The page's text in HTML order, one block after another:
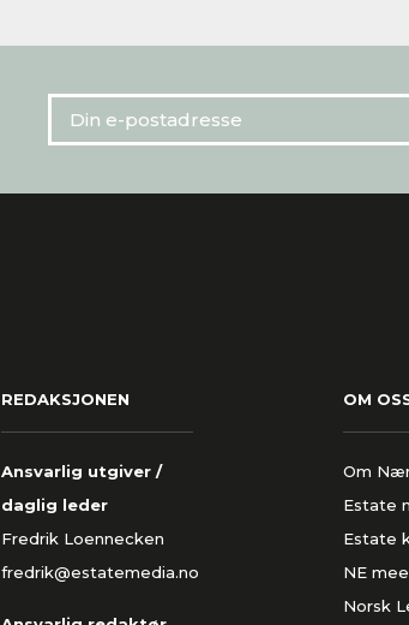
REDAKSJONEN
Ansvarlig utgiver /
daglig leder
Fredrik Loennecken
fredrik@estatemedia.no
OM
Om
Estate
Estate
NE
Norsk